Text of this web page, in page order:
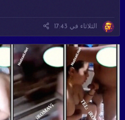
الثلاثاء في 17:43